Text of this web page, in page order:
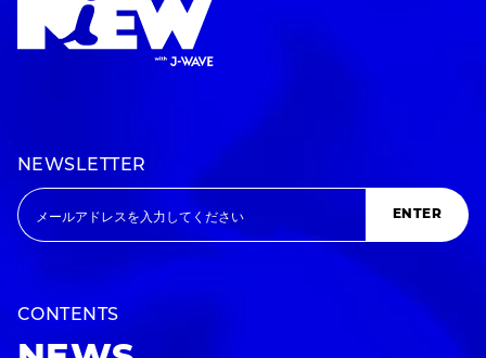
NEWSLETTER
ENTER
CONTENTS